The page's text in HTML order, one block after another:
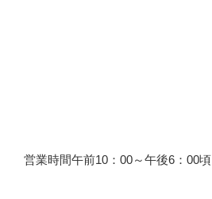
営業時間午前10：00～午後6：00頃